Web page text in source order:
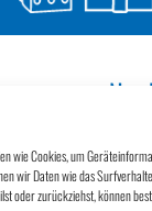
wie Cookies, um
wir Daten wie das
oder zurückziehst, können
Wir